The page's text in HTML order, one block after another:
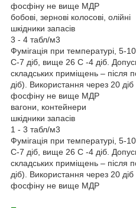
фосфіну не вище МДР
бобові, зернові колосові, олійні
шкідники запасів
3 - 4 табл/м3
Фумігація при температурі, 5-
С-7 діб, вище 26 С -4 діб.
складських приміщень – після
діб). Використання через 20
фосфіну не вище МДР
вагони, контейнери
шкідники запасів
1 - 3 табл/м3
Фумігація при температурі, 5-
С-7 діб, вище 26 С -4 діб.
складських приміщень – після
діб). Використання через 20
фосфіну не вище МДР